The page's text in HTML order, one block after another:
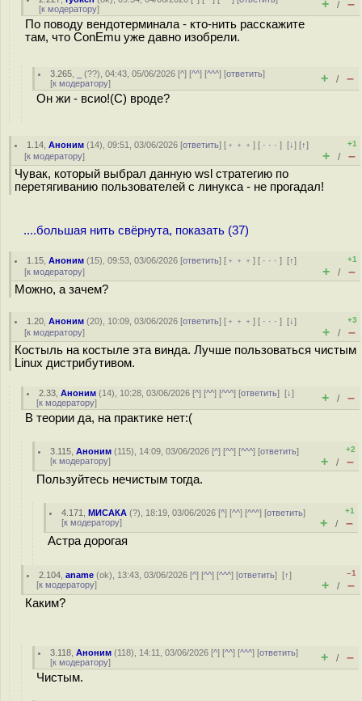
[к модератору] + / –
По поводу вендотерминала - кто-нить расскажите
там, что ConEmu уже давно изобрели.
3.265 (??), 04:43, 05/06/2026 [^] [^^] [^^^] [ответить]
[к модератору] + / –
Он жи - всио!(С) вроде?
1.14 ,Аноним (14), 09:51, 03/06/2026 [ответить] [ ﹢﹢﹢] [ · · ·][↓] [↑]
[к модератору]
+1
+ / –
Чувак, который выбрал данную wsl стратегию по
перетягиванию пользователей с линукса - не прогадал!
....большая нить свёрнута, показать (37)
1.15 ,Аноним (15), 09:53, 03/06/2026 [ответить] [ ﹢﹢﹢] [ · · ·][↑]
[к модератору]
+1
+ / –
Можно, а зачем?
1.20 ,Аноним (20), 10:09, 03/06/2026 [ответить] [ ﹢﹢﹢] [ · · ·][↓]
[к модератору]
+3
+ / –
Костыль на костыле эта винда. Лучше пользоваться чистым
Linux дистрибутивом.
2.33 ,Аноним (14), 10:28, 03/06/2026 [^] [^^] [^^^] [ответить][↓]
[к модератору] + / –
В теории да, на практике нет:(
3.115 ,Аноним (115), 14:09, 03/06/2026 [^] [^^] [^^^] [ответить]
[к модератору]
+2
+ / –
Пользуйтесь нечистым тогда.
4.171 ,МИСАКА (?), 18:19, 03/06/2026 [^] [^^] [^^^] [ответить]
[к модератору]
+1
+ / –
Астра дорогая
2.104 ,aname (ok), 13:43, 03/06/2026 [^] [^^] [^^^] [ответить][↑]
[к модератору]
–1
+ / –
Каким?
3.118 ,Аноним (118), 14:11, 03/06/2026 [^] [^^] [^^^] [ответить]
[к модератору] + / –
Чистым.